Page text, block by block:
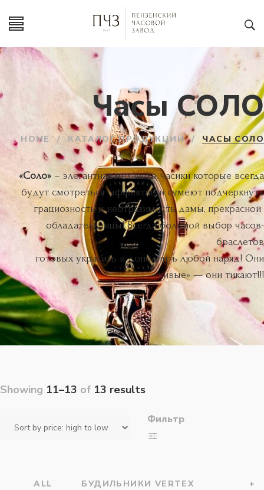
Часы СОЛО
HOME / КАТАЛОГ ПРОДУКЦИИ / ЧАСЫ СОЛО
«Соло» – элегантная механика, часики которые всегда
будут смотреться эффектно и сумеют подчеркнуть
грациозность и неотразимость дамы, прекрасной
обладательницы! Всегда большой выбор часов-
браслетов
готовых украсить и дополнить любой наряд! Они
«живые» — они тикают!!!
Showing 11–13 of 13 results
Фильтр
ALL БУДИЛЬНИКИ VERTEX +